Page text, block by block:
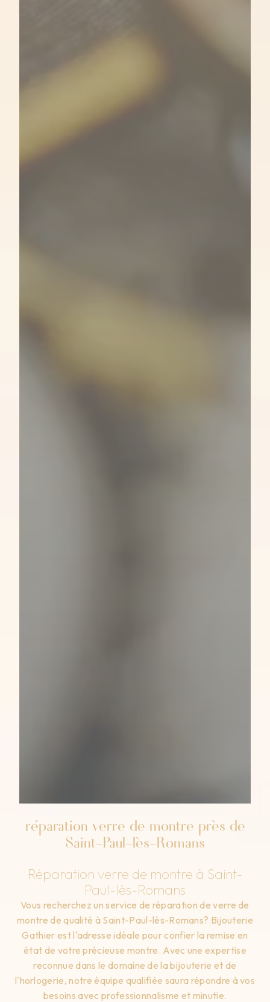
réparation verre de montre près de
Saint-Paul-lès-Romans
Réparation verre de montre à Saint-
Paul-lès-Romans
Vous recherchez un service de réparation de verre de
montre de qualité à Saint-Paul-lès-Romans? Bijouterie
Gathier est l'adresse idéale pour confier la remise en
état de votre précieuse montre. Avec une expertise
reconnue dans le domaine de la bijouterie et de
l'horlogerie, notre équipe qualifiée saura répondre à vos
besoins avec professionnalisme et minutie.